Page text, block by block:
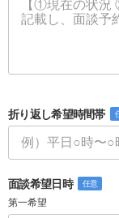
折り返し希望時間帯
面談希望日時 任意
第一希望